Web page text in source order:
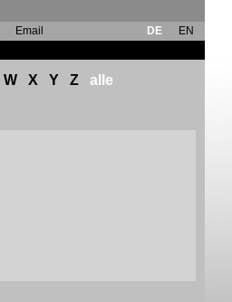
Email DE
EN
W X Y Z alle